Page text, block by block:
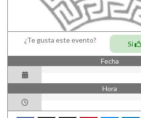
¿Te gusta este evento? Si
Fecha
Hora